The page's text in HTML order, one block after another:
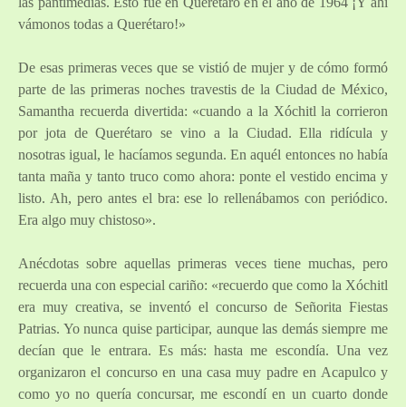
vámonos todas a Querétaro!»
De esas primeras veces que se vistió de mujer y de cómo formó
parte de las primeras noches travestis de la Ciudad de México,
Samantha recuerda divertida: «cuando a la Xóchitl la corrieron
por jota de Querétaro se vino a la Ciudad. Ella ridícula y
nosotras igual, le hacíamos segunda. En aquél entonces no había
tanta maña y tanto truco como ahora: ponte el vestido encima y
listo. Ah, pero antes el bra: ese lo rellenábamos con periódico.
Era algo muy chistoso».
Anécdotas sobre aquellas primeras veces tiene muchas, pero
recuerda una con especial cariño: «recuerdo que como la Xóchitl
era muy creativa, se inventó el concurso de Señorita Fiestas
Patrias. Yo nunca quise participar, aunque las demás siempre me
decían que le entrara. Es más: hasta me escondía. Una vez
organizaron el concurso en una casa muy padre en Acapulco y
como yo no quería concursar, me escondí en un cuarto donde